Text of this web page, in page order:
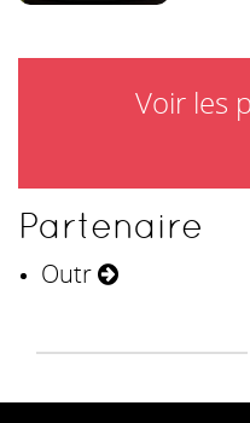
Voir les
Partenaire
Outr